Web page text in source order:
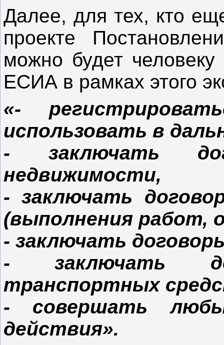
Далее, для тех, кто
проекте
можно будет человеку
ЕСИА в рамках этого
«-
использовать в
- заключать
недвижимости,
- заключать
(выполнения работ,
- заключать
- заключать
транспортных
- совершать
действия».